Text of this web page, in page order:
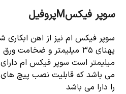
سوپر فیکسMپروفیل
سوپر فیکس ام نیز از اهن ابکاری
میلیمتر است سوپر فیکس ام
می باشد که قابلیت نصب پیچ های
را دارا می باشد